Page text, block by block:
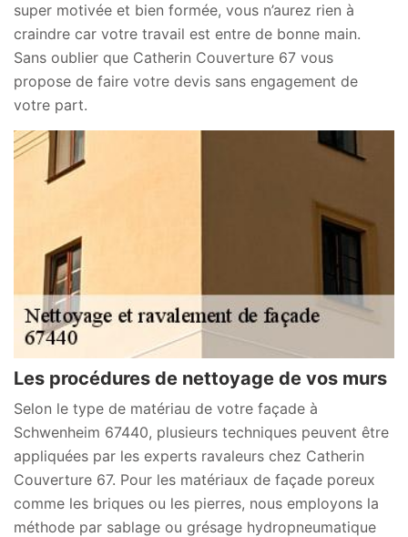
super motivée et bien formée, vous n’aurez rien à
craindre car votre travail est entre de bonne main.
Sans oublier que Catherin Couverture 67 vous
propose de faire votre devis sans engagement de
votre part.
Les procédures de nettoyage de vos murs
Selon le type de matériau de votre façade à
Schwenheim 67440, plusieurs techniques peuvent être
appliquées par les experts ravaleurs chez Catherin
Couverture 67. Pour les matériaux de façade poreux
comme les briques ou les pierres, nous employons la
méthode par sablage ou grésage hydropneumatique